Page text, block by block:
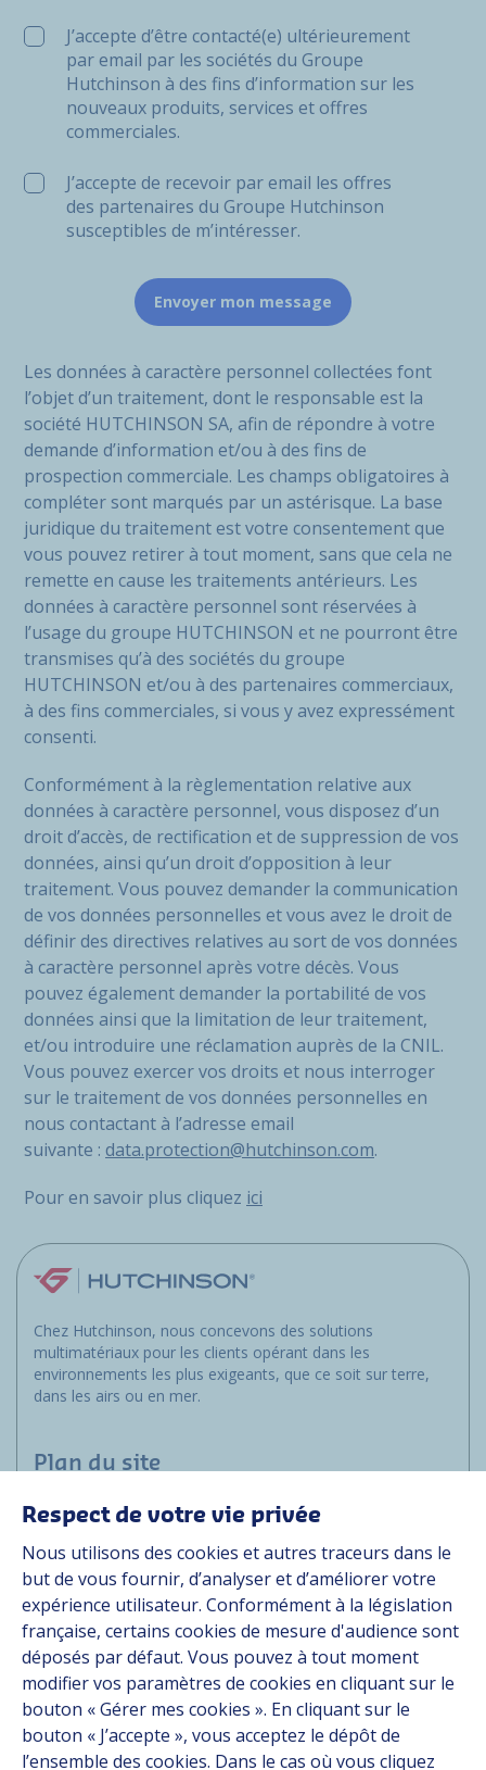
J’accepte d’être contacté(e) ultérieurement
par email par les sociétés du Groupe
Hutchinson à des fins d’information sur les
nouveaux produits, services et offres
commerciales.
J’accepte de recevoir par email les offres
des partenaires du Groupe Hutchinson
susceptibles de m’intéresser.
Les données à caractère personnel collectées font
l’objet d’un traitement, dont le responsable est la
société HUTCHINSON SA, afin de répondre à votre
demande d’information et/ou à des fins de
prospection commerciale. Les champs obligatoires à
compléter sont marqués par un astérisque. La base
juridique du traitement est votre consentement que
vous pouvez retirer à tout moment, sans que cela ne
remette en cause les traitements antérieurs. Les
données à caractère personnel sont réservées à
l’usage du groupe HUTCHINSON et ne pourront être
transmises qu’à des sociétés du groupe
HUTCHINSON et/ou à des partenaires commerciaux,
à des fins commerciales, si vous y avez expressément
consenti.
Conformément à la règlementation relative aux
données à caractère personnel, vous disposez d’un
droit d’accès, de rectification et de suppression de vos
données, ainsi qu’un droit d’opposition à leur
traitement. Vous pouvez demander la communication
de vos données personnelles et vous avez le droit de
définir des directives relatives au sort de vos données
à caractère personnel après votre décès. Vous
pouvez également demander la portabilité de vos
données ainsi que la limitation de leur traitement,
et/ou introduire une réclamation auprès de la CNIL.
Vous pouvez exercer vos droits et nous interroger
sur le traitement de vos données personnelles en
nous contactant à l’adresse email
suivante : data.protection@hutchinson.com.
Pour en savoir plus cliquez ici
Chez Hutchinson, nous concevons des solutions
multimatériaux pour les clients opérant dans les
environnements les plus exigeants, que ce soit sur terre,
dans les airs ou en mer.
Plan du site
Marchés
Solutions
Ressources
À propos
Carrière
Contact
Suivez-nous
Respect de votre vie privée
Nous utilisons des cookies et autres traceurs dans le
but de vous fournir, d’analyser et d’améliorer votre
expérience utilisateur. Conformément à la législation
française, certains cookies de mesure d'audience sont
déposés par défaut. Vous pouvez à tout moment
modifier vos paramètres de cookies en cliquant sur le
bouton « Gérer mes cookies ». En cliquant sur le
bouton « J’accepte », vous acceptez le dépôt de
l’ensemble des cookies. Dans le cas où vous cliquez